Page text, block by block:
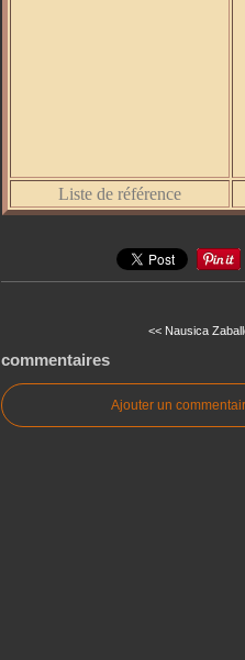
Liste de référence
<< Nausica
commentaires
Ajouter un